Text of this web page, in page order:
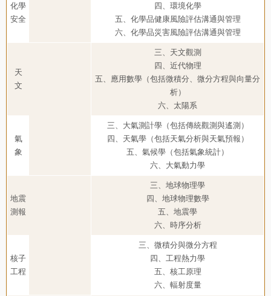
化學
安全
四、環境化學
五、化學品健康風險評估溝通與管理
六、化學品災害風險評估溝通與管理
天
文
三、天文觀測
四、近代物理
五、應用數學（包括微積分、微分方程與向量分
析）
六、太陽系
氣
象
三、大氣測計學（包括傳統觀測與遙測）
四、天氣學（包括天氣分析與天氣預報）
五、氣候學（包括氣象統計）
六、大氣動力學
地震
測報
三、地球物理學
四、地球物理數學
五、地震學
六、時序分析
核子
工程
三、微積分與微分方程
四、工程熱力學
五、核工原理
六、輻射度量